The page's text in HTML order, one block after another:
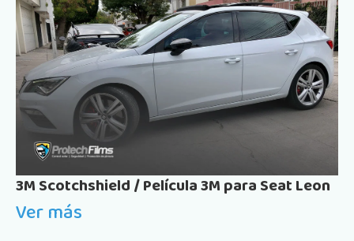
3M Scotchshield / Película 3M para Seat Leon
Ver más